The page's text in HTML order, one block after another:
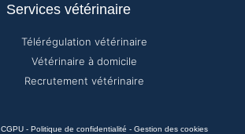
Services vétérinaire
Télérégulation vétérinaire
Vétérinaire à domicile
Recrutement vétérinaire
CGPU - Politique de confidentialité - Gestion des cookies